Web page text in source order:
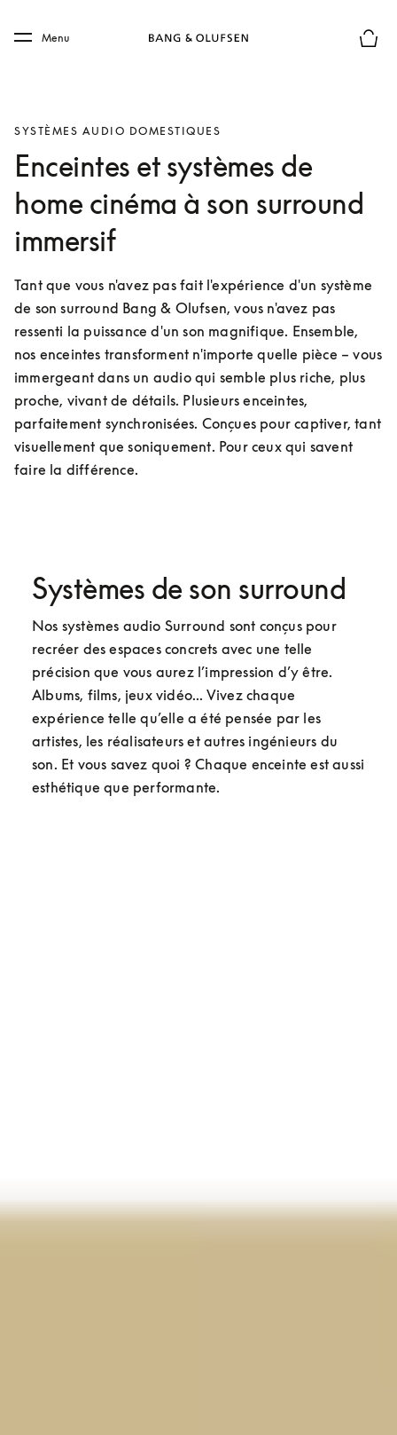
Skip to main footer
Menu
SYSTÈMES AUDIO DOMESTIQUES
Enceintes et systèmes de
home cinéma à son surround
immersif
Tant que vous n'avez pas fait l'expérience d'un système
de son surround Bang & Olufsen, vous n'avez pas
ressenti la puissance d'un son magnifique. Ensemble,
nos enceintes transforment n'importe quelle pièce – vous
immergeant dans un audio qui semble plus riche, plus
proche, vivant de détails. Plusieurs enceintes,
parfaitement synchronisées. Conçues pour captiver, tant
visuellement que soniquement. Pour ceux qui savent
faire la différence.
Systèmes de son surround
Nos systèmes audio Surround sont conçus pour
recréer des espaces concrets avec une telle
précision que vous aurez l’impression d’y être.
Albums, films, jeux vidéo... Vivez chaque
expérience telle qu’elle a été pensée par les
artistes, les réalisateurs et autres ingénieurs du
son. Et vous savez quoi ? Chaque enceinte est aussi
esthétique que performante.